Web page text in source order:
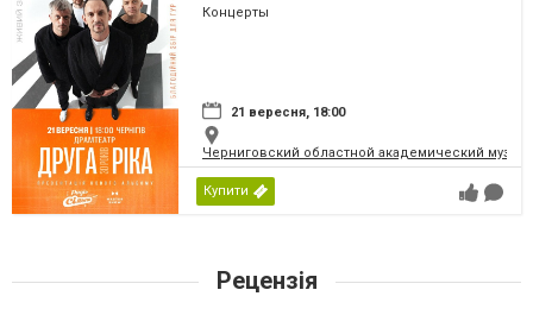
Концерты
21 вересня, 18:00
Черниговский областной академический
Купити
Рецензія